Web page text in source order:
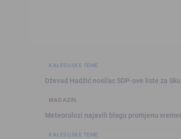
KALESIJSKE TEME
Dževad Hadžić nosilac SDP-ove liste za
MAGAZIN
Meteorolozi najavili blagu promjenu
KALESIJSKE TEME